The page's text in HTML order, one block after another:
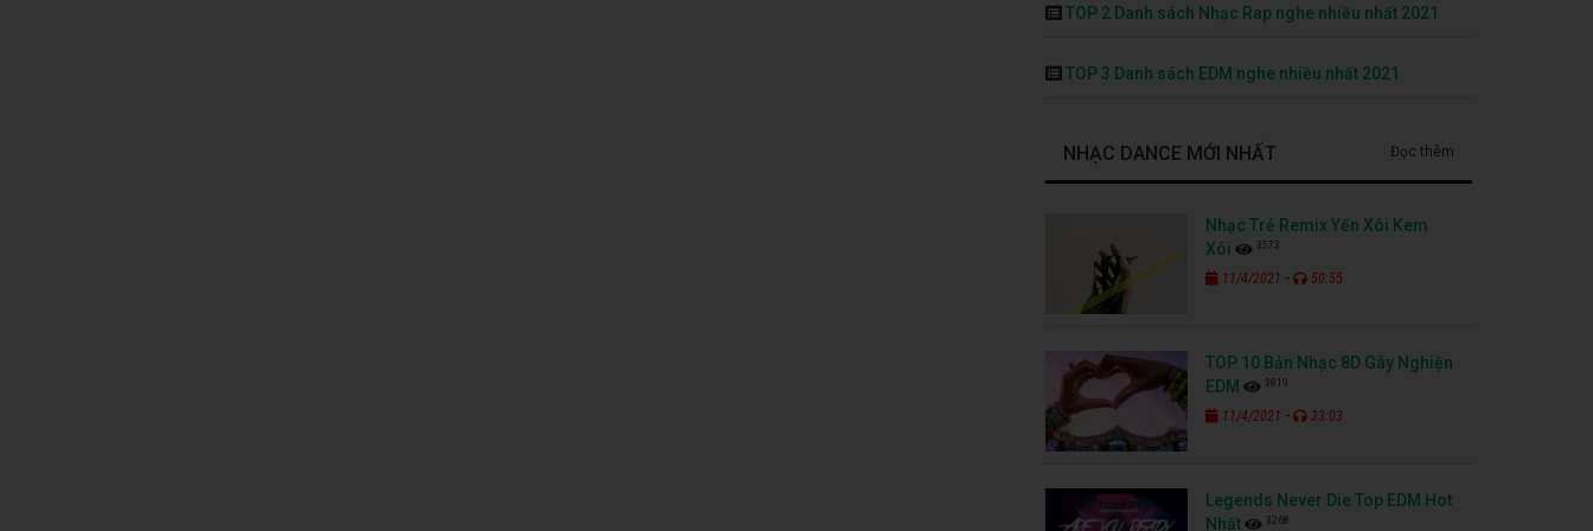
TOP 2 Danh sách Nhạc Rap nghe nhiều nhất 2021
TOP 3 Danh sách EDM nghe nhiều nhất 2021
NHẠC DANCE MỚI NHẤT Đọc thêm
Nhạc Trẻ Remix Yến Xôi Kem
Xôi
3573
11/4/2021 - 50:55
TOP 10 Bản Nhạc 8D Gây Nghiện
EDM
3819
11/4/2021 - 33:03
Legends Never Die Top EDM Hot
Nhất
3268